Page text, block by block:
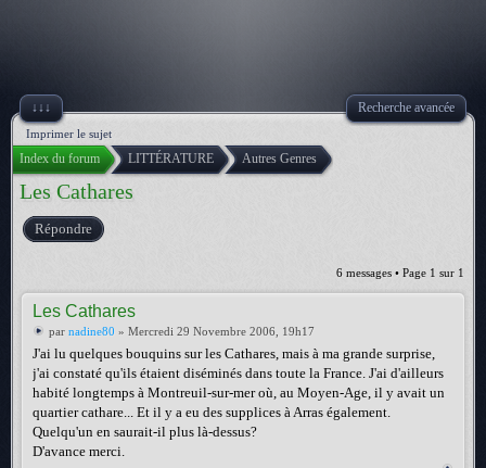
↓↓↓ Recherche avancée
Imprimer le sujet
Index du forum LITTÉRATURE Autres Genres
Les Cathares
Répondre
6 messages • Page 1 sur 1
Les Cathares
par nadine80 » Mercredi 29 Novembre 2006, 19h17
J'ai lu quelques bouquins sur les Cathares, mais à ma grande surprise,
j'ai constaté qu'ils étaient diséminés dans toute la France. J'ai d'ailleurs
habité longtemps à Montreuil-sur-mer où, au Moyen-Age, il y avait un
quartier cathare... Et il y a eu des supplices à Arras également.
Quelqu'un en saurait-il plus là-dessus?
D'avance merci.